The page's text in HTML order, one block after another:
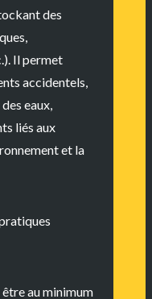
des
Il permet
accidentels
eaux
liés aux
et la
au minimum